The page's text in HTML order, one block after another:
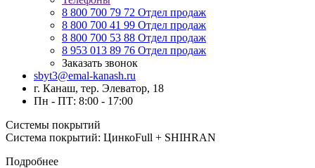
8 800 700 79 72 Отдел продаж
8 800 700 41 99 Отдел продаж
8 800 700 53 88 Отдел продаж
8 953 013 89 76 Отдел продаж
Заказать звонок
sbyt3@emal-kanash.ru
г. Канаш, тер. Элеватор, 18
Пн - ПТ: 8:00 - 17:00
Системы покрытий
Система покрытий: ЦинкоFull + SHIHRAN
Подробнее